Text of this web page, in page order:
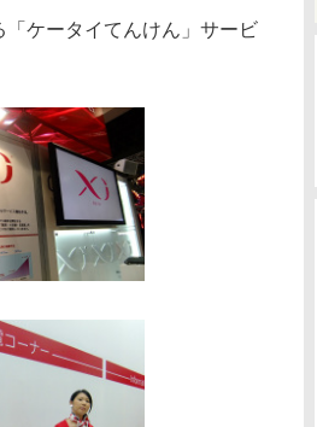
ケータイてんけん」サービ